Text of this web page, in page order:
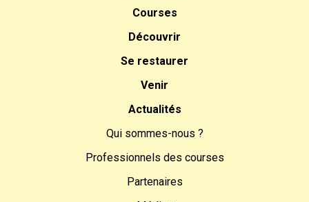
Courses
Découvrir
Se restaurer
Venir
Actualités
Qui sommes-nous ?
Professionnels des courses
Partenaires